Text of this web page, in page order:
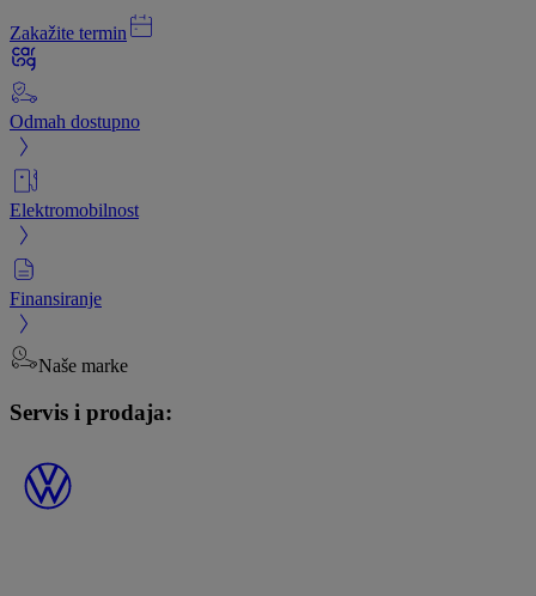
Zakažite termin
Odmah dostupno
Elektromobilnost
Finansiranje
Naše marke
Servis i prodaja: